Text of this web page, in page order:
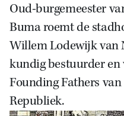
Oud-burgemeester
Buma roemt de
Willem Lodewijk van
kundig bestuurder en
Founding Fathers
Republiek.